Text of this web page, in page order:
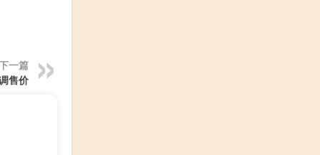
一篇
售价